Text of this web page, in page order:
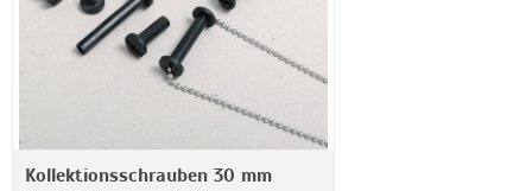
Kollektionsschrauben 30 mm